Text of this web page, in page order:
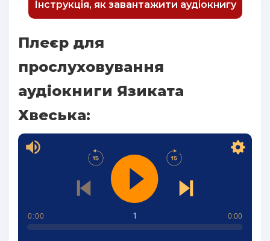
Інструкція, як завантажити аудіокнигу
Плеєр для
прослуховування
аудіокниги Язиката
Хвеська:
1
0:00 0:00